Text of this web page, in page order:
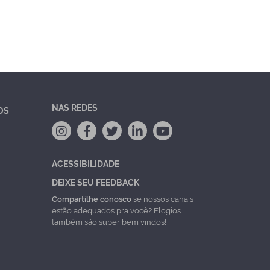
NAS REDES
ACESSIBILIDADE
DEIXE SEU FEEDBACK
Compartilhe conoscose nossos canais
estão adequados pra você? Elogios
também são super bem vindos!